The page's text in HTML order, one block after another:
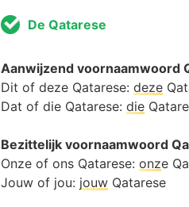
De Qatarese
Aanwijzend voornaamwoord
Dit of deze Qatarese: deze
Dat of die Qatarese: die
Bezittelijk voornaamwoord
Onze of ons Qatarese: onze
Jouw of jou: jouw Qatarese